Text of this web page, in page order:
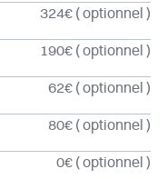
324€ ( optionnel )
190€ ( optionnel )
62€ ( optionnel )
80€ ( optionnel )
0€ ( optionnel )